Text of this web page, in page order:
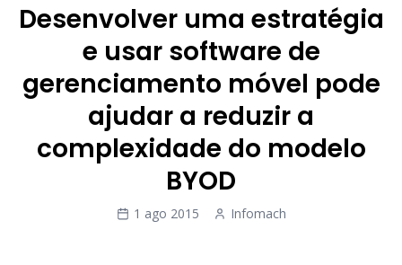
Desenvolver uma estratégia
e usar software de
gerenciamento móvel pode
ajudar a reduzir a
complexidade do modelo
BYOD
1 ago 2015 Infomach